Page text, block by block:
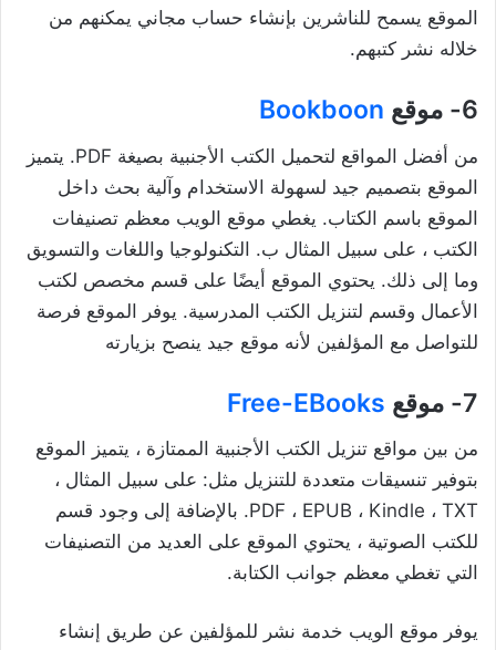
الموقع يسمح للناشرين بإنشاء حساب مجاني يمكنهم من
خلاله نشر كتبهم.
6- موقع Bookboon
من أفضل المواقع لتحميل الكتب الأجنبية بصيغة PDF. يتميز
الموقع بتصميم جيد لسهولة الاستخدام وآلية بحث داخل
الموقع باسم الكتاب. يغطي موقع الويب معظم تصنيفات
الكتب ، على سبيل المثال ب. التكنولوجيا واللغات والتسويق
وما إلى ذلك. يحتوي الموقع أيضًا على قسم مخصص لكتب
الأعمال وقسم لتنزيل الكتب المدرسية. يوفر الموقع فرصة
للتواصل مع المؤلفين لأنه موقع جيد ينصح بزيارته
7- موقع
من بين مواقع تنزيل الكتب الأجنبية الممتازة ، يتميز الموقع
بتوفير تنسيقات متعددة للتنزيل مثل: على سبيل المثال ،
PDF ، EPUB ، Kindle ، TXT. بالإضافة إلى وجود قسم
للكتب الصوتية ، يحتوي الموقع على العديد من التصنيفات
التي تغطي معظم جوانب الكتابة.
يوفر موقع الويب خدمة نشر للمؤلفين عن طريق إنشاء